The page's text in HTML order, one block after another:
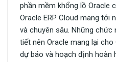
phần mềm khổng lồ Oracle
Oracle ERP Cloud mang tới
và chuyên sâu. Những
tiết nên Oracle mang lại cho
dự báo và hoạch định hoàn